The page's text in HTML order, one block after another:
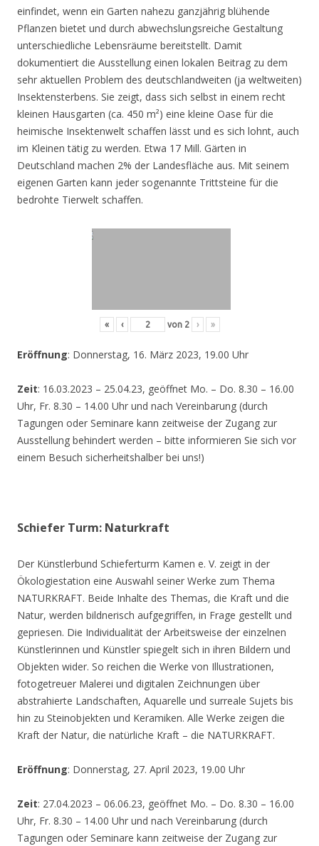
einfindet, wenn ein Garten nahezu ganzjährig blühende
Pflanzen bietet und durch abwechslungsreiche Gestaltung
unterschiedliche Lebensräume bereitstellt. Damit
dokumentiert die Ausstellung einen lokalen Beitrag zu dem
sehr aktuellen Problem des deutschlandweiten (ja weltweiten)
Insektensterbens. Sie zeigt, dass sich selbst in einem recht
kleinen Hausgarten (ca. 450 m²) eine kleine Oase für die
heimische Insektenwelt schaffen lässt und es sich lohnt, auch
im Kleinen tätig zu werden. Etwa 17 Mill. Gärten in
Deutschland machen 2% der Landesfläche aus. Mit seinem
eigenen Garten kann jeder sogenannte Trittsteine für die
bedrohte Tierwelt schaffen.
« ‹ von 2 › »
Eröffnung: Donnerstag, 16. März 2023, 19.00 Uhr
Zeit: 16.03.2023 – 25.04.23, geöffnet Mo. – Do. 8.30 – 16.00
Uhr, Fr. 8.30 – 14.00 Uhr und nach Vereinbarung (durch
Tagungen oder Seminare kann zeitweise der Zugang zur
Ausstellung behindert werden – bitte informieren Sie sich vor
einem Besuch sicherheitshalber bei uns!)
Schiefer Turm: Naturkraft
Der Künstlerbund Schieferturm Kamen e. V. zeigt in der
Ökologiestation eine Auswahl seiner Werke zum Thema
NATURKRAFT. Beide Inhalte des Themas, die Kraft und die
Natur, werden bildnerisch aufgegriffen, in Frage gestellt und
gepriesen. Die Individualität der Arbeitsweise der einzelnen
Künstlerinnen und Künstler spiegelt sich in ihren Bildern und
Objekten wider. So reichen die Werke von Illustrationen,
fotogetreuer Malerei und digitalen Zeichnungen über
abstrahierte Landschaften, Aquarelle und surreale Sujets bis
hin zu Steinobjekten und Keramiken. Alle Werke zeigen die
Kraft der Natur, die natürliche Kraft – die NATURKRAFT.
Eröffnung: Donnerstag, 27. April 2023, 19.00 Uhr
Zeit: 27.04.2023 – 06.06.23, geöffnet Mo. – Do. 8.30 – 16.00
Uhr, Fr. 8.30 – 14.00 Uhr und nach Vereinbarung (durch
Tagungen oder Seminare kann zeitweise der Zugang zur